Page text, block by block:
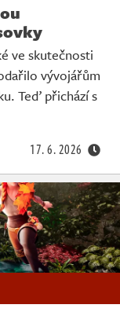
ve skutečnosti
vývojářům
Teď přichází s
17. 6. 2026